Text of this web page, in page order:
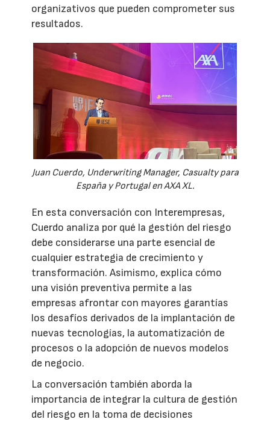
organizativos que pueden comprometer sus
resultados.
Juan Cuerdo, Underwriting Manager, Casualty para
España y Portugal en AXA XL.
En esta conversación con Interempresas,
Cuerdo analiza por qué la gestión del riesgo
debe considerarse una parte esencial de
cualquier estrategia de crecimiento y
transformación. Asimismo, explica cómo
una visión preventiva permite a las
empresas afrontar con mayores garantías
los desafíos derivados de la implantación de
nuevas tecnologías, la automatización de
procesos o la adopción de nuevos modelos
de negocio.
La conversación también aborda la
importancia de integrar la cultura de gestión
del riesgo en la toma de decisiones